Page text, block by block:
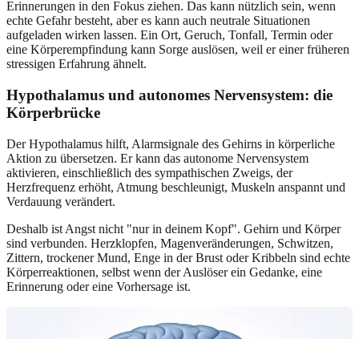
Erinnerungen in den Fokus ziehen. Das kann nützlich sein, wenn
echte Gefahr besteht, aber es kann auch neutrale Situationen
aufgeladen wirken lassen. Ein Ort, Geruch, Tonfall, Termin oder
eine Körperempfindung kann Sorge auslösen, weil er einer früheren
stressigen Erfahrung ähnelt.
Hypothalamus und autonomes Nervensystem: die
Körperbrücke
Der Hypothalamus hilft, Alarmsignale des Gehirns in körperliche
Aktion zu übersetzen. Er kann das autonome Nervensystem
aktivieren, einschließlich des sympathischen Zweigs, der
Herzfrequenz erhöht, Atmung beschleunigt, Muskeln anspannt und
Verdauung verändert.
Deshalb ist Angst nicht "nur in deinem Kopf". Gehirn und Körper
sind verbunden. Herzklopfen, Magenveränderungen, Schwitzen,
Zittern, trockener Mund, Enge in der Brust oder Kribbeln sind echte
Körperreaktionen, selbst wenn der Auslöser ein Gedanke, eine
Erinnerung oder eine Vorhersage ist.